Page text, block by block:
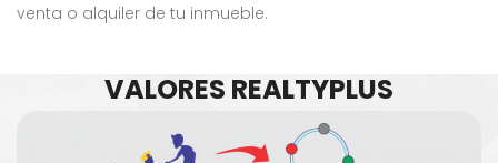
venta o alquiler de tu inmueble.
VALORES REALTYPLUS